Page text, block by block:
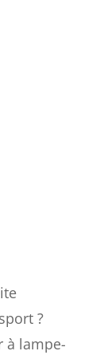
?
à lampe-